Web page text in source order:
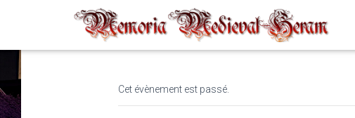
« Tous les Évènements
Cet évènement est passé.